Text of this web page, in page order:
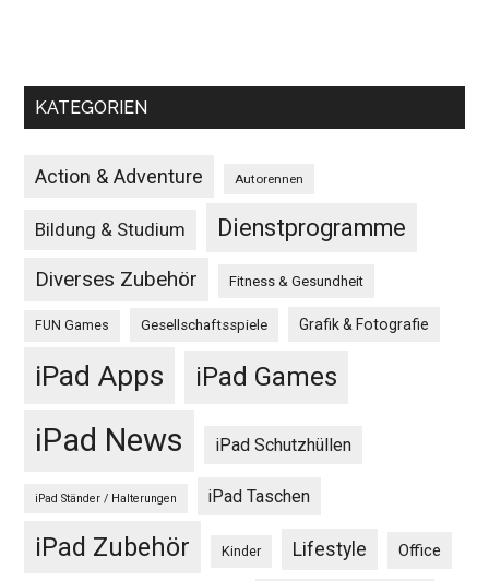
KATEGORIEN
Action & Adventure Autorennen
Bildung & Studium Dienstprogramme
Diverses Zubehör Fitness & Gesundheit
FUN Games Gesellschaftsspiele Grafik & Fotografie
iPad Apps iPad Games
iPad News iPad Schutzhüllen
iPad Ständer / Halterungen iPad Taschen
iPad Zubehör Kinder Lifestyle Office